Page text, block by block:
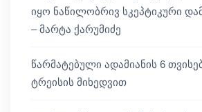
იყო ნაწილობრივ სკეპტიკური
– მარტა ქარუმიძე
წარმატებული ადამიანის 6
ტრეისის მიხედვით